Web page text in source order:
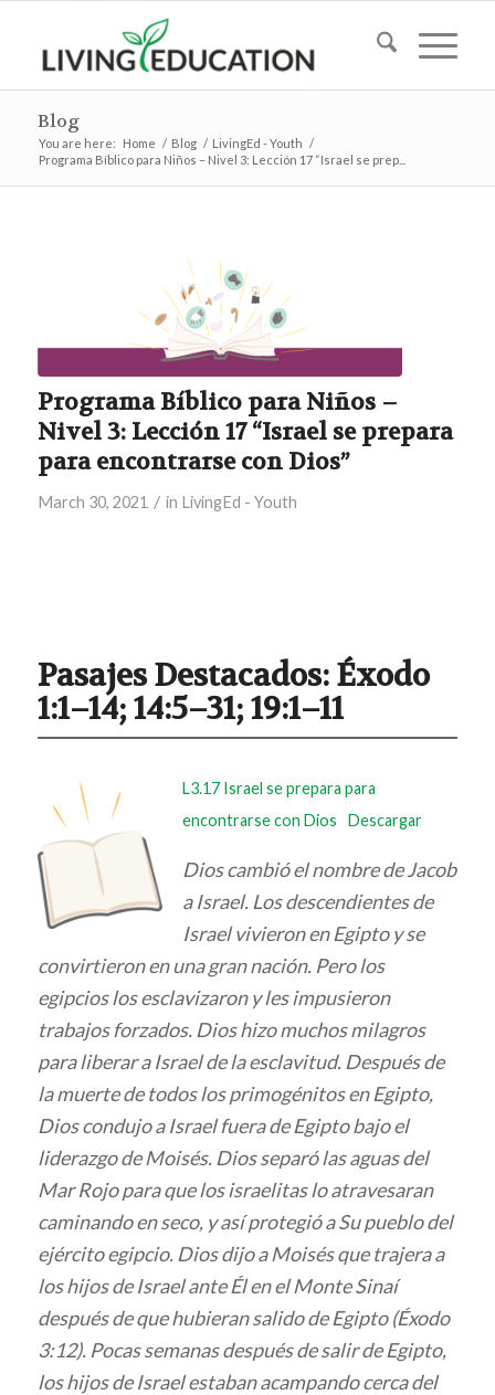
Blog
You are here: Home / Blog / LivingEd - Youth /
Programa Bíblico para Niños – Nivel 3: Lección 17 “Israel se prep...
Programa Bíblico para Niños –
Nivel 3: Lección 17 “Israel se prepara
para encontrarse con Dios”
March 30, 2021 / in LivingEd - Youth
Pasajes Destacados:Éxodo
1:1–14; 14:5–31; 19:1–11
L3.17 Israel se prepara para
encontrarse con Dios
Descargar
Dios cambió el nombre de Jacob
a Israel. Los descendientes de
Israel vivieron en Egipto y se
convirtieron en una gran nación. Pero los
egipcios los esclavizaron y les impusieron
trabajos forzados. Dios hizo muchos milagros
para liberar a Israel de la esclavitud. Después de
la muerte de todos los primogénitos en Egipto,
Dios condujo a Israel fuera de Egipto bajo el
liderazgo de Moisés. Dios separó las aguas del
Mar Rojo para que los israelitas lo atravesaran
caminando en seco, y así protegió a Su pueblo del
ejército egipcio. Dios dijo a Moisés que trajera a
los hijos de Israel ante Él en el Monte Sinaí
después de que hubieran salido de Egipto (Éxodo
3:12). Pocas semanas después de salir de Egipto,
los hijos de Israel estaban acampando cerca del